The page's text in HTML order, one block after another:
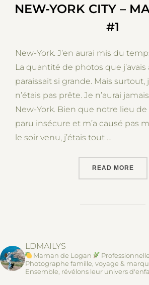
NEW-YORK CITY –
#1
New-York. J’en aurai mis du
La quantité de photos que j’avais
paraissait si grande. Mais surtout,
n’étais pas prête. Je n’aurai
New-York. Bien que notre lieu
paru insécure et m’a causé pas
le soir venu, j’étais tout …
READ MORE
LDMAILYS
Maman de Logan
Photographe famille, voyage &
Ensemble, révélons leur univers